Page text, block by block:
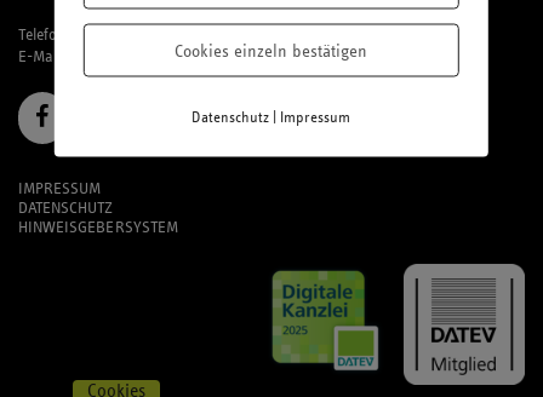
Telefon: 02 21 / 95 74 94-0
E-Mail:
office@laufmich.de
IMPRESSUM
DATENSCHUTZ
HINWEISGEBERSYSTEM
Cookies
Cookies einzeln bestätigen
Datenschutz| Impressum